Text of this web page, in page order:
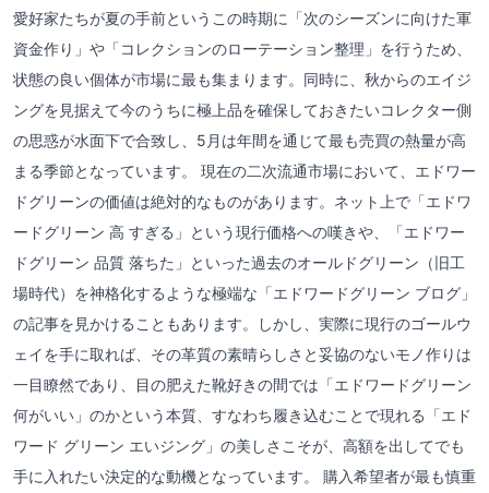
愛好家たちが夏の手前というこの時期に「次のシーズンに向けた軍
資金作り」や「コレクションのローテーション整理」を行うため、
状態の良い個体が市場に最も集まります。同時に、秋からのエイジ
ングを見据えて今のうちに極上品を確保しておきたいコレクター側
の思惑が水面下で合致し、5月は年間を通じて最も売買の熱量が高
まる季節となっています。 現在の二次流通市場において、エドワー
ドグリーンの価値は絶対的なものがあります。ネット上で「エドワ
ードグリーン 高 すぎる」という現行価格への嘆きや、「エドワー
ドグリーン 品質 落ちた」といった過去のオールドグリーン（旧工
場時代）を神格化するような極端な「エドワードグリーン ブログ」
の記事を見かけることもあります。しかし、実際に現行のゴールウ
ェイを手に取れば、その革質の素晴らしさと妥協のないモノ作りは
一目瞭然であり、目の肥えた靴好きの間では「エドワードグリーン
何がいい」のかという本質、すなわち履き込むことで現れる「エド
ワード グリーン エいジング」の美しさこそが、高額を出してでも
手に入れたい決定的な動機となっています。 購入希望者が最も慎重